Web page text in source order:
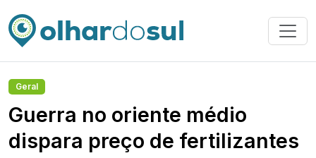
Geral
Guerra no oriente médio
dispara preço de fertilizantes